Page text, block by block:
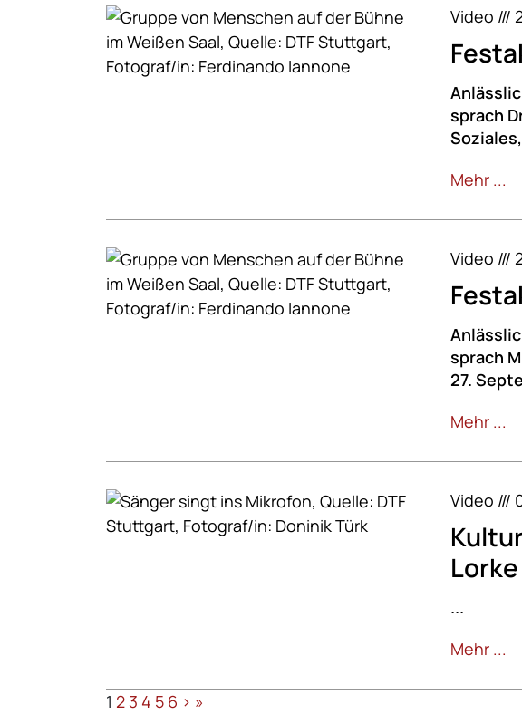
Video ///
sprach
Mehr ...
Video ///
sprach
27.
Mehr ...
Video ///
Lorke
...
Mehr ...
1 23 4 5 6 > »